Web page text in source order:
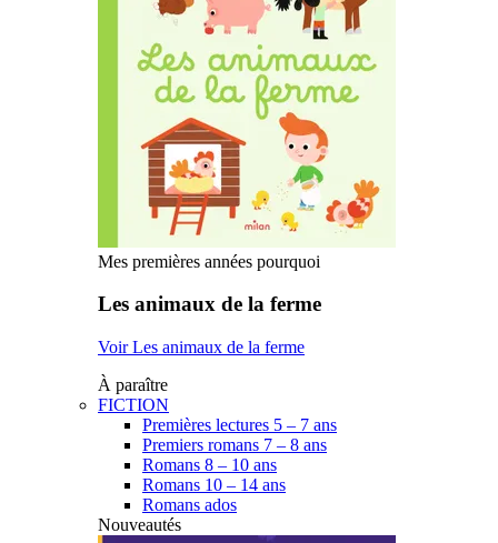
Mes premières années pourquoi
Les animaux de la ferme
Voir Les animaux de la ferme
À paraître
FICTION
Premières lectures 5 – 7 ans
Premiers romans 7 – 8 ans
Romans 8 – 10 ans
Romans 10 – 14 ans
Romans ados
Nouveautés